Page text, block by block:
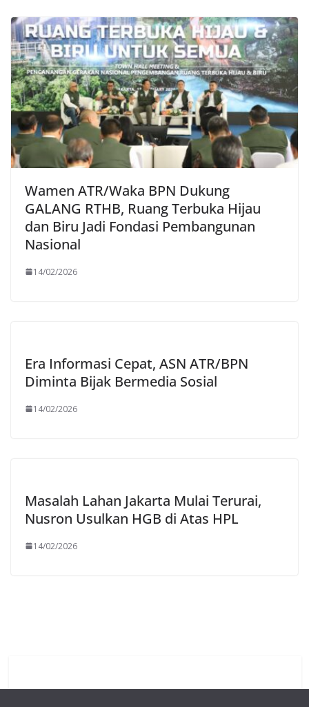
Wamen ATR/Waka BPN Dukung
GALANG RTHB, Ruang Terbuka Hijau
dan Biru Jadi Fondasi Pembangunan
Nasional
14/02/2026
Era Informasi Cepat, ASN ATR/BPN
Diminta Bijak Bermedia Sosial
14/02/2026
Masalah Lahan Jakarta Mulai Terurai,
Nusron Usulkan HGB di Atas HPL
14/02/2026